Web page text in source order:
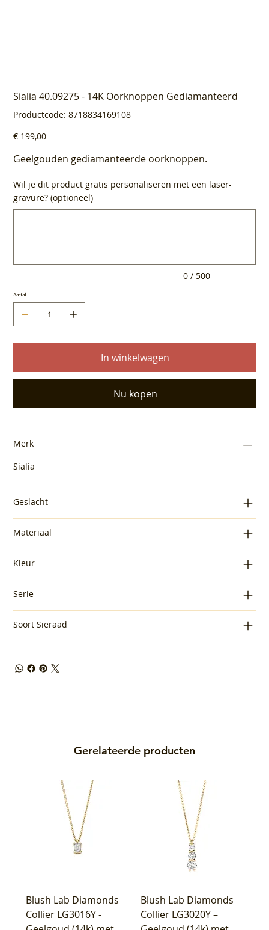
Sialia 40.09275 - 14K Oorknoppen Gediamanteerd
Productcode: Productcode
8718834169108
8718834169108
Prijs
€ 199,00
Geelgouden gediamanteerde oorknoppen.
Wil je dit product gratis personaliseren met een laser-
gravure? (optioneel)
0 / 500
Aantal
In winkelwagen
Nu kopen
Merk
Sialia
Geslacht
Materiaal
Kleur
Serie
Soort Sieraad
Gerelateerde producten
Blush Lab Diamonds
Collier LG3016Y -
Blush Lab Diamonds
Collier LG3020Y –